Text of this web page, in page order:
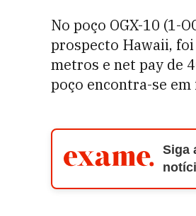
No poço OGX-10 (1-
prospecto Hawaii,
metros e net pay de
poço encontra-se
Siga